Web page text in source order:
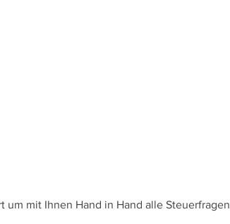
um mit Ihnen Hand in Hand alle Steuerfragen